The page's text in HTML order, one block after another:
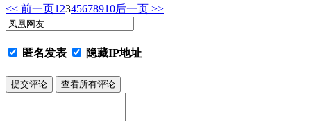
<< 前一页1 2345678910后一页 >>
匿名发表 隐藏IP地址